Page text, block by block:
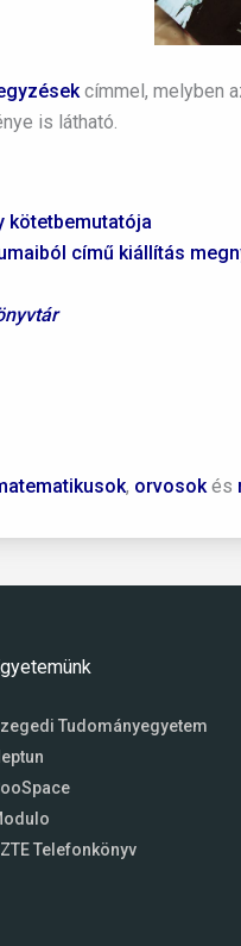
címmel, melyben
is látható.
kötetbemutatója
című kiállítás
, orvosokés
Tudományegyetem
Telefonkönyv